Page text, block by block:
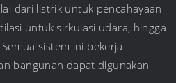
dari listrik untuk pencahayaan
untuk sirkulasi udara, hingga
sistem ini bekerja
bangunan dapat digunakan